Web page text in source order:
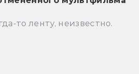
то ленту, неизвестно.